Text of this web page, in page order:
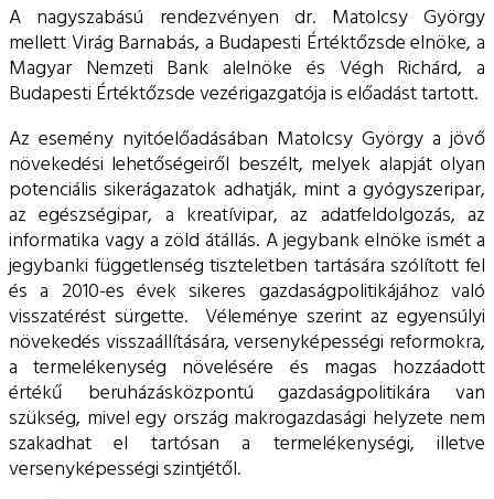
A nagyszabású rendezvényen dr. Matolcsy György
mellett Virág Barnabás, a Budapesti Értéktőzsde elnöke, a
Magyar Nemzeti Bank alelnöke és Végh Richárd, a
Budapesti Értéktőzsde vezérigazgatója is előadást tartott.
Az esemény nyitóelőadásában Matolcsy György a jövő
növekedési lehetőségeiről beszélt, melyek alapját olyan
potenciális sikerágazatok adhatják, mint a gyógyszeripar,
az egészségipar, a kreatívipar, az adatfeldolgozás, az
informatika vagy a zöld átállás. A jegybank elnöke ismét a
jegybanki függetlenség tiszteletben tartására szólított fel
és a 2010-es évek sikeres gazdaságpolitikájához való
visszatérést sürgette. Véleménye szerint az egyensúlyi
növekedés visszaállítására, versenyképességi reformokra,
a termelékenység növelésére és magas hozzáadott
értékű beruházásközpontú gazdaságpolitikára van
szükség, mivel egy ország makrogazdasági helyzete nem
szakadhat el tartósan a termelékenységi, illetve
versenyképességi szintjétől.